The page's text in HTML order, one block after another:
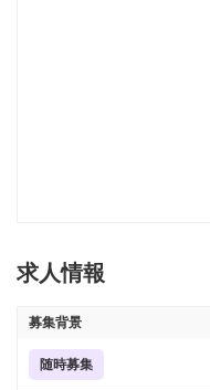
求人情報
募集背景
随時募集